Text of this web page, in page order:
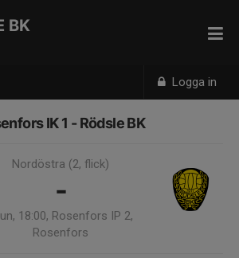
Logga in
BK
IK 1 - Rödsle BK
Nordöstra (2, flick)
-
18:00, Rosenfors IP 2,
Rosenfors